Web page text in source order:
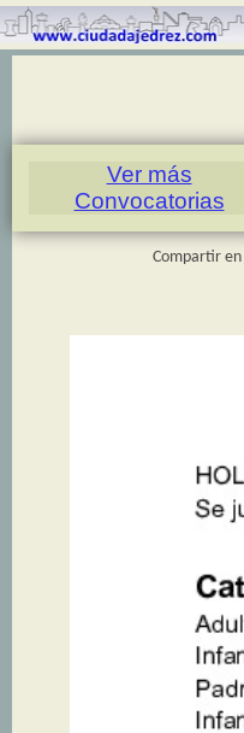
Ver más
Convocatorias
Compartir en